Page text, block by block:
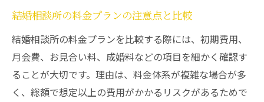
結婚相談所の料金プランの注意点と比較
結婚相談所の料金プランを比較する際には、初期費用、
月会費、お見合い料、成婚料などの項目を細かく確認す
ることが大切です。理由は、料金体系が複雑な場合が多
く、総額で想定以上の費用がかかるリスクがあるためで